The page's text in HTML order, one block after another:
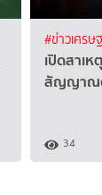
#ข่าวเศรษ
เปิดสาเ
สัญญาณต่
34